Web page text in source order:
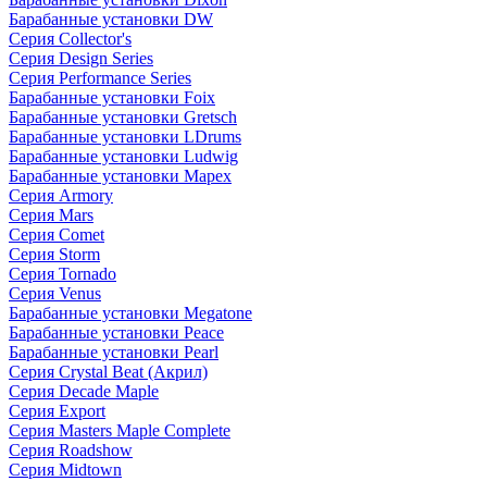
Барабанные установки DW
Серия Collector's
Серия Design Series
Серия Performance Series
Барабанные установки Foix
Барабанные установки Gretsch
Барабанные установки LDrums
Барабанные установки Ludwig
Барабанные установки Mapex
Серия Armory
Серия Mars
Серия Comet
Серия Storm
Серия Tornado
Серия Venus
Барабанные установки Megatone
Барабанные установки Peace
Барабанные установки Pearl
Серия Crystal Beat (Акрил)
Серия Decade Maple
Серия Export
Серия Masters Maple Complete
Серия Roadshow
Серия Midtown